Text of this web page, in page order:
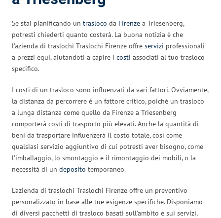
Se stai pianificando un trasloco da Firenze a Triesenberg,
potresti chiederti quanto costerà. La buona notizia è che
l’azienda di traslochi Traslochi Firenze offre servizi professionali
a prezzi equi, aiutandoti a capire i costi associati al tuo trasloco
specifico.
I costi di un trasloco sono influenzati da vari fattori. Ovviamente,
la distanza da percorrere è un fattore critico, poiché un trasloco
a lunga distanza come quello da Firenze a Triesenberg
comporterà costi di trasporto più elevati. Anche la quantità di
beni da trasportare influenzerà il costo totale, così come
qualsiasi servizio aggiuntivo di cui potresti aver bisogno, come
l’imballaggio, lo smontaggio e il rimontaggio dei mobili, o la
necessità di un deposito temporaneo.
L’azienda di traslochi Traslochi Firenze offre un preventivo
personalizzato in base alle tue esigenze specifiche. Disponiamo
di diversi pacchetti di trasloco basati sull’ambito e sui servizi,